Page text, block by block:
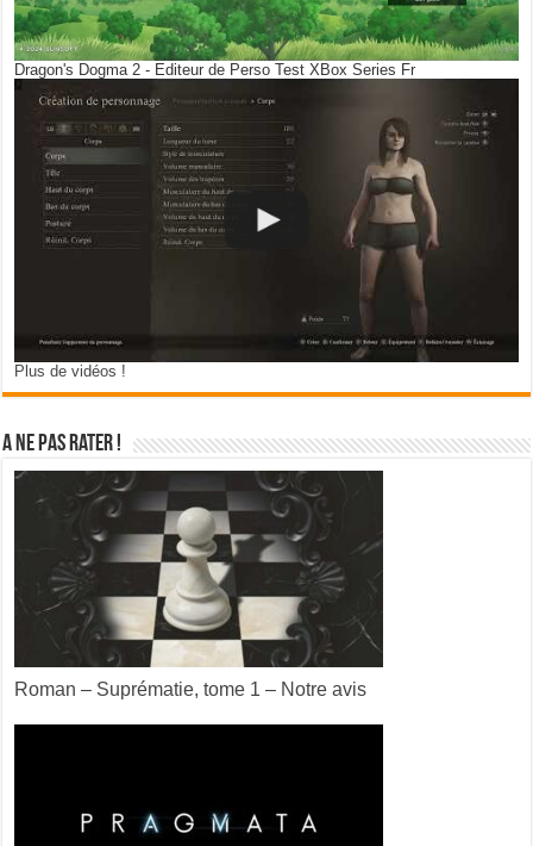
Dragon's Dogma 2 - Editeur de Perso Test XBox Series Fr
Plus de vidéos !
A ne pas rater !
Roman – Suprématie, tome 1 – Notre avis